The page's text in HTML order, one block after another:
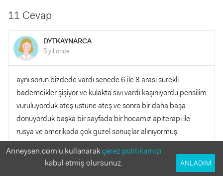
11 Cevap
DYTKAYNARCA
5 yıl önce
aynı sorun bizdede vardı senede 6 ile 8 arası sürekli
bademcikler şişiyor ve kulakta sıvı vardı kaşınıyordu pensilim
vuruluyorduk ateş üstüne ateş ve sonra bir daha başa
dönüyorduk başka bir sayfada bir hocamız apiterapi ile
rusya ve amerikada çok güzel sonuçlar alınıyormuş
facede mucizemarilar sayfasından set aldık şükürler olsun 2
senedir bir defa sorun olmadı hatta facede apiterapi aileleri
Anneysen.com'u kullanarakçerez politikamızı
kabul etmiş olursunuz.
ANLADIM